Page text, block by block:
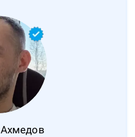
Ахмедов